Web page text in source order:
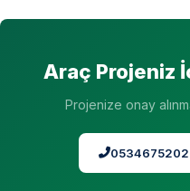
Araç Projeniz
Projenize onay